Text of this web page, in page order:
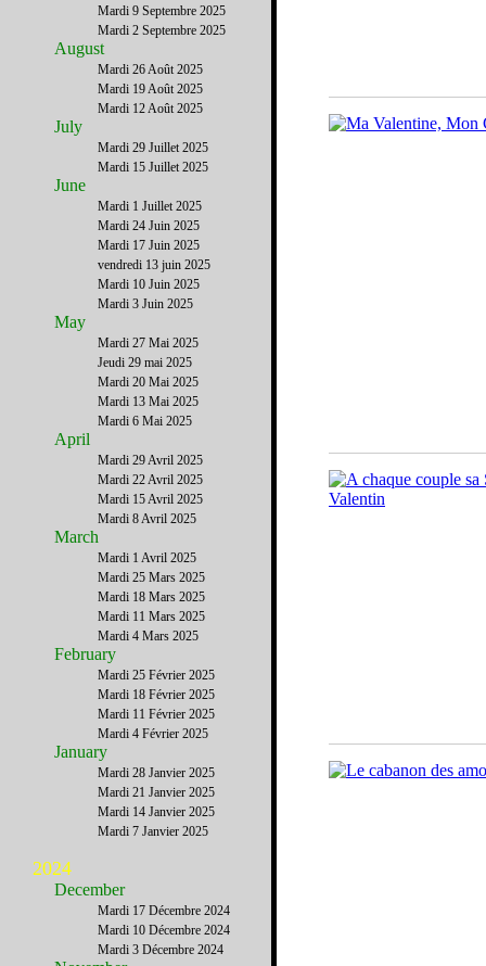
Mardi 9 Septembre 2025
Mardi 2 Septembre 2025
August
Mardi 26 Août 2025
Mardi 19 Août 2025
Mardi 12 Août 2025
July
Mardi 29 Juillet 2025
Mardi 15 Juillet 2025
June
Mardi 1 Juillet 2025
Mardi 24 Juin 2025
Mardi 17 Juin 2025
vendredi 13 juin 2025
Mardi 10 Juin 2025
Mardi 3 Juin 2025
May
Mardi 27 Mai 2025
Jeudi 29 mai 2025
Mardi 20 Mai 2025
Mardi 13 Mai 2025
Mardi 6 Mai 2025
April
Mardi 29 Avril 2025
Mardi 22 Avril 2025
Mardi 15 Avril 2025
Mardi 8 Avril 2025
March
Mardi 1 Avril 2025
Mardi 25 Mars 2025
Mardi 18 Mars 2025
Mardi 11 Mars 2025
Mardi 4 Mars 2025
February
Mardi 25 Février 2025
Mardi 18 Février 2025
Mardi 11 Février 2025
Mardi 4 Février 2025
January
Mardi 28 Janvier 2025
Mardi 21 Janvier 2025
Mardi 14 Janvier 2025
Mardi 7 Janvier 2025
2024
December
Mardi 17 Décembre 2024
Mardi 10 Décembre 2024
Mardi 3 Décembre 2024